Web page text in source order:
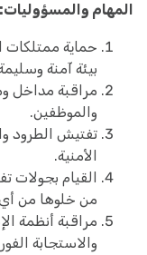
المهام والمسؤوليات:
حماية ممتلكات
بيئة آمنة
مراقبة مداخل
والموظفين.
تفتيش الطرود
الأمنية.
القيام بجولات
من خلوها من
مراقبة أنظمة
والاستجابة